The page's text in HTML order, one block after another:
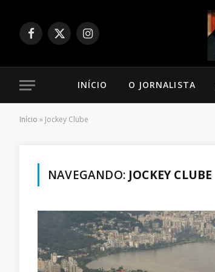
Facebook
X
Instagram
INÍCIO O JORNALISTA
Início » Jockey Clube
NAVEGANDO: JOCKEY CLUBE